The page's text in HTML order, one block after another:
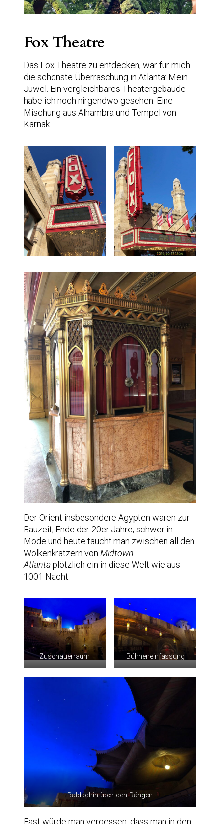
Fox Theatre
Das Fox Theatre zu entdecken, war für mich
die schönste Überraschung in Atlanta: Mein
Juwel. Ein vergleichbares Theatergebäude
habe ich noch nirgendwo gesehen. Eine
Mischung aus Alhambra und Tempel von
Karnak.
Der Orient insbesondere Ägypten waren zur
Bauzeit, Ende der 20er Jahre, schwer in
Mode und heute taucht man zwischen all den
Wolkenkratzern von Midtown
Atlantaplötzlich ein in diese Welt wie aus
1001 Nacht.
Zuschauerraum Bühneneinfassung
Baldachin über den Rängen
Fast würde man vergessen, dass man in den